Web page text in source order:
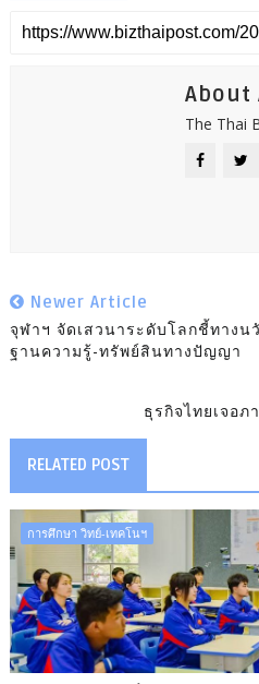
About
The Thai
Newer Article
จุฬาฯ จัดเสวนาระดับโลกชี้ทางน
ฐานความรู้​-ทรัพย์สินทางปัญญา
ธุรกิจไทยเจอภ
RELATED POST
การศึกษา วิทย์-เทคโนฯ